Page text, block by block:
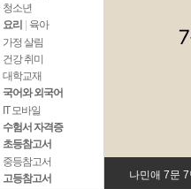
청소년
요리
육아
가정 살림
건강 취미
대학교재
국어와 외국어
IT 모바일
수험서 자격증
초등참고서
중등참고서
고등참고서
나민애 7문